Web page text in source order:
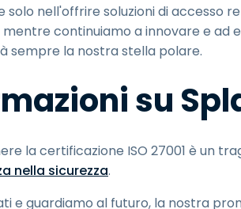
solo nell'offrire soluzioni di accesso
continuiamo a innovare e ad
sempre la nostra stella polare.
su
la certificazione ISO 27001 è un
nella sicurezza.
e guardiamo al futuro, la nostra